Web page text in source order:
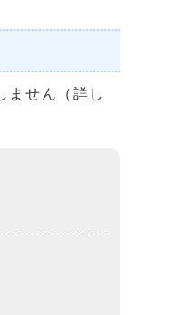
ません（詳し